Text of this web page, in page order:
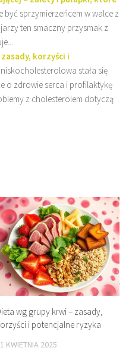
być sprzymierzeńcem w walce z
ten smaczny przysmak z
korzyści i
stała się
o zdrowie serca i profilaktykę
z cholesterolem dotyczą
wg grupy krwi – zasady,
i potencjalne ryzyka
KWIETNIA 2025